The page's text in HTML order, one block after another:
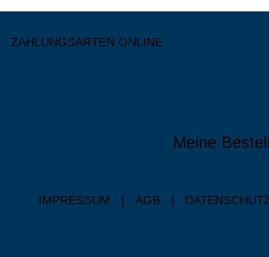
ZAHLUNGSARTEN ONLINE
Meine
IMPRESSUM AGB